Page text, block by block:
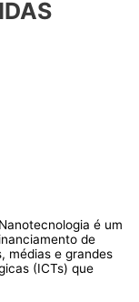
é um
de
médias e grandes
(ICTs) que